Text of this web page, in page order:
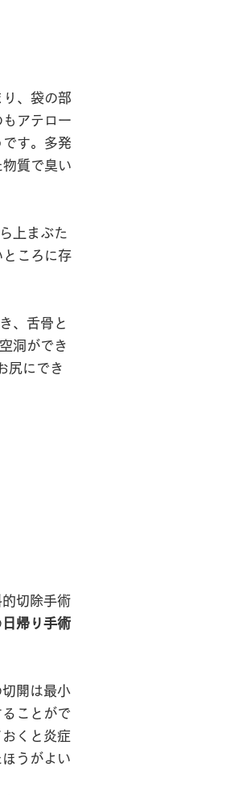
、袋の部
アテロー
す。多発
質で臭い
上まぶた
ころに存
、舌骨と
洞ができ
尻にでき
切除手術
日帰り手術
開は最小
ことがで
くと炎症
うがよい